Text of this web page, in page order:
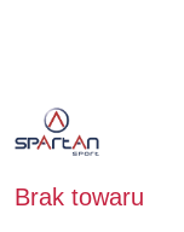
NAZWA
PRODUCENTA:
SPARTAN
Brak towaru